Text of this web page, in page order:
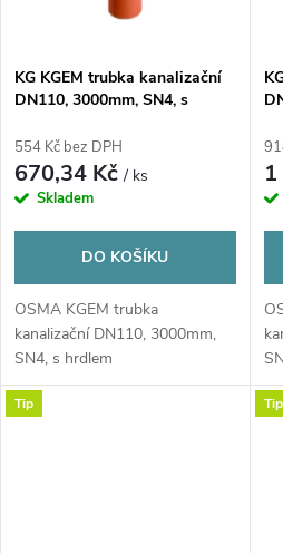
KG KGEM trubka kanalizační
DN110, 3000mm, SN4, s
554 Kč bez DPH
670,34 Kč/ ks
Skladem
DO KOŠÍKU
OSMA KGEM trubka
kanalizační DN110, 3000mm,
SN4, s hrdlem
Tip Tip